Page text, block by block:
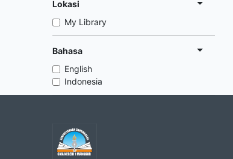
Lokasi
My Library
Bahasa
English
Indonesia